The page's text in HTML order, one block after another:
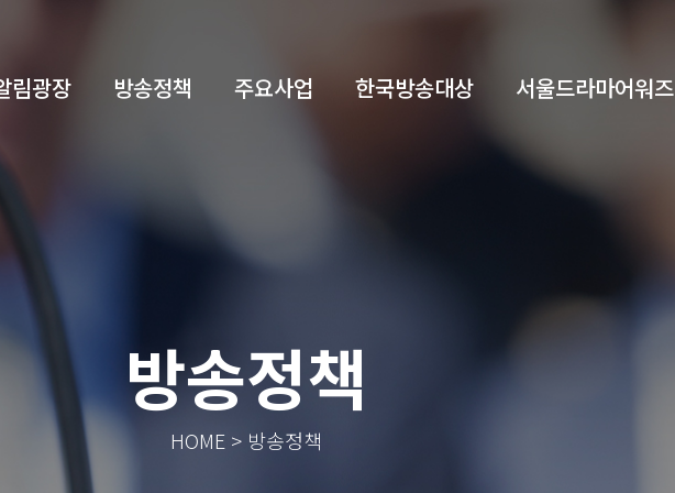
림광장 방송정책 주요사업 한국방송대상 서울드라마어워즈
방송정책
HOME > 방송정책